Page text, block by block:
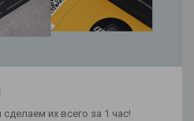
их всего за 1 час!